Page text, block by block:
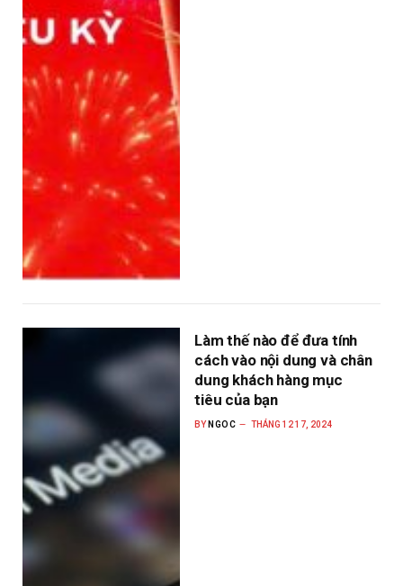
Làm thế nào để đưa tính
cách vào nội dung và chân
dung khách hàng mục
tiêu của bạn
BY NGOC THÁNG 12 17, 2024